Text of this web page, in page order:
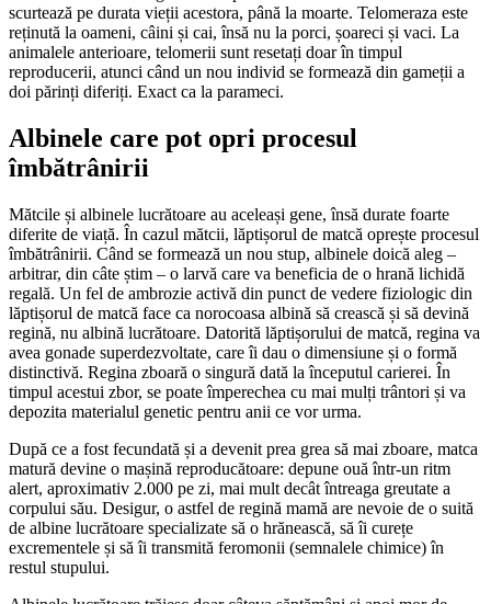
scurtează pe durata vieții acestora, până la moarte. Telomeraza este
reținută la oameni, câini și cai, însă nu la porci, șoareci și vaci. La
animalele anterioare, telomerii sunt resetați doar în timpul
reproducerii, atunci când un nou individ se formează din gameții a
doi părinți diferiți. Exact ca la parameci.
Albinele care pot opri procesul
îmbătrânirii
Mătcile și albinele lucrătoare au aceleași gene, însă durate foarte
diferite de viață. În cazul mătcii, lăptișorul de matcă oprește procesul
îmbătrânirii. Când se formează un nou stup, albinele doică aleg –
arbitrar, din câte știm – o larvă care va beneficia de o hrană lichidă
regală. Un fel de ambrozie activă din punct de vedere fiziologic din
lăptișorul de matcă face ca norocoasa albină să crească și să devină
regină, nu albină lucrătoare. Datorită lăptișorului de matcă, regina va
avea gonade superdezvoltate, care îi dau o dimensiune și o formă
distinctivă. Regina zboară o singură dată la începutul carierei. În
timpul acestui zbor, se poate împerechea cu mai mulți trântori și va
depozita materialul genetic pentru anii ce vor urma.
După ce a fost fecundată și a devenit prea grea să mai zboare, matca
matură devine o mașină reproducătoare: depune ouă într-un ritm
alert, aproximativ 2.000 pe zi, mai mult decât întreaga greutate a
corpului său. Desigur, o astfel de regină mamă are nevoie de o suită
de albine lucrătoare specializate să o hrănească, să îi curețe
excrementele și să îi transmită feromonii (semnalele chimice) în
restul stupului.